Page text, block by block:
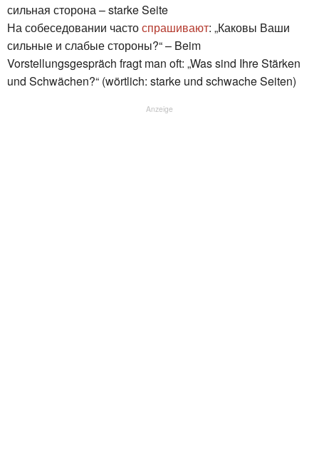
сильная сторона – starke Seite
На собеседовании частоспрашивают: „Каковы Ваши
сильные и слабые стороны?“ – Beim
Vorstellungsgespräch fragt man oft: „Was sind Ihre Stärken
und Schwächen?“ (wörtlich: starke und schwache Seiten)
Anzeige